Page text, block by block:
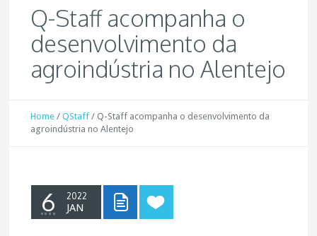
Q-Staff acompanha o
desenvolvimento da
agroindústria no Alentejo
Home /QStaff / Q-Staff acompanha o desenvolvimento da
agroindústria no Alentejo
6 2022
JAN